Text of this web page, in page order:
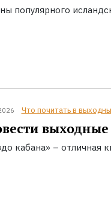
популярного
Что почитать в
выходные
кабана» – отличная